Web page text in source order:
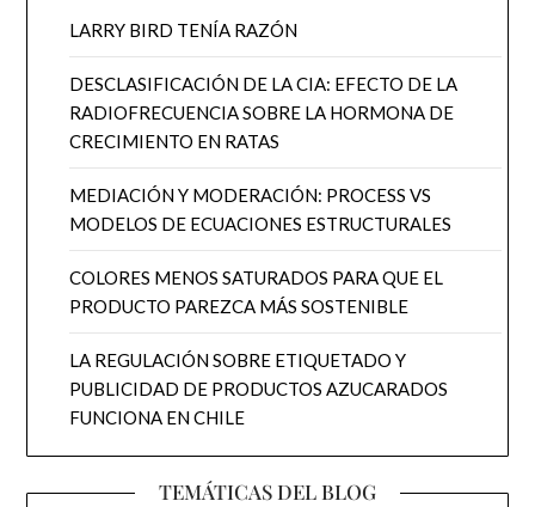
LARRY BIRD TENÍA RAZÓN
DESCLASIFICACIÓN DE LA CIA: EFECTO DE LA
RADIOFRECUENCIA SOBRE LA HORMONA DE
CRECIMIENTO EN RATAS
MEDIACIÓN Y MODERACIÓN: PROCESS VS
MODELOS DE ECUACIONES ESTRUCTURALES
COLORES MENOS SATURADOS PARA QUE EL
PRODUCTO PAREZCA MÁS SOSTENIBLE
LA REGULACIÓN SOBRE ETIQUETADO Y
PUBLICIDAD DE PRODUCTOS AZUCARADOS
FUNCIONA EN CHILE
TEMÁTICAS DEL BLOG